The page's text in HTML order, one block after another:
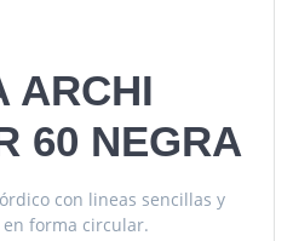
ARCHI
60 NEGRA
con lineas sencillas y
forma circular.